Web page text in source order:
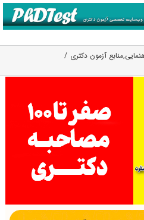
,منابع آزمون دکتری